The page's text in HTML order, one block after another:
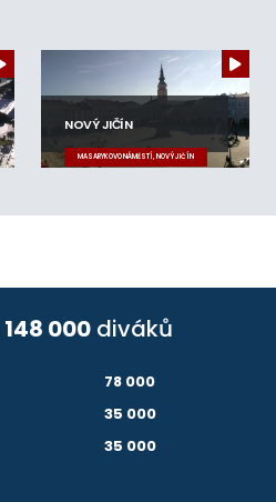
NOVÝ JIČÍN
MASARYKOVO NÁMĚSTÍ, NOVÝ JIČÍN
148 000 diváků
78 000
35 000
35 000